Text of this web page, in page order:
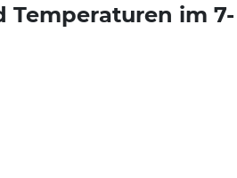
Temperaturen im 7-